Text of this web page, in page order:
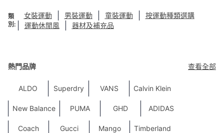
類
別:
女裝運動 男裝運動 童裝運動
按運動種類選購
運動休閒風
器材及補充品
熱門品牌 查看全部
ALDO Superdry VANS Calvin Klein
New Balance PUMA GHD ADIDAS
Coach Gucci Mango Timberland